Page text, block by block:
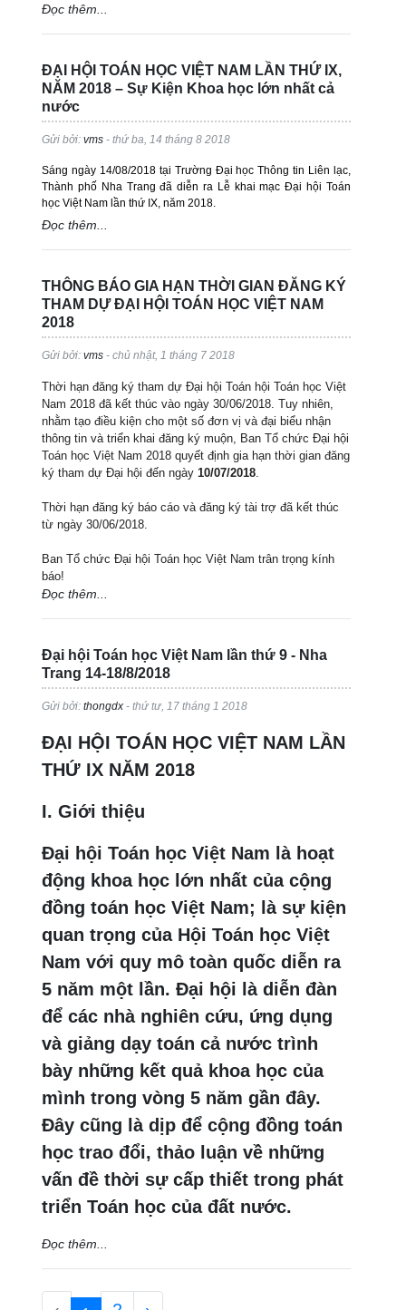
Đọc thêm...
ĐẠI HỘI TOÁN HỌC VIỆT NAM LẦN THỨ IX,
NĂM 2018 – Sự Kiện Khoa học lớn nhất cả
nước
Gửi bởi:vms - thứ ba, 14 tháng 8 2018
Sáng ngày 14/08/2018 tại Trường Đại học Thông tin Liên lạc,
Thành phố Nha Trang đã diễn ra Lễ khai mạc Đại hội Toán
học Việt Nam lần thứ IX, năm 2018.
Đọc thêm...
THÔNG BÁO GIA HẠN THỜI GIAN ĐĂNG KÝ
THAM DỰ ĐẠI HỘI TOÁN HỌC VIỆT NAM
2018
Gửi bởi:vms - chủ nhật, 1 tháng 7 2018
Thời hạn đăng ký tham dự Đại hội Toán hội Toán học Việt
Nam 2018 đã kết thúc vào ngày 30/06/2018. Tuy nhiên,
nhằm tạo điều kiện cho một số đơn vị và đại biểu nhận
thông tin và triển khai đăng ký muộn, Ban Tổ chức Đại hội
Toán học Việt Nam 2018 quyết định gia hạn thời gian đăng
ký tham dự Đại hội đến ngày 10/07/2018
Thời hạn đăng ký báo cáo và đăng ký tài trợ đã kết thúc
từ ngày 30/06/2018.
Ban Tổ chức Đại hội Toán học Việt Nam trân trọng kính
báo!
Đọc thêm...
Đại hội Toán học Việt Nam lần thứ 9 - Nha
Trang 14-18/8/2018
Gửi bởi:thongdx - thứ tư, 17 tháng 1 2018
ĐẠI HỘI TOÁN HỌC VIỆT NAM LẦN
THỨ IX NĂM 2018
I. Giới thiệu
Đại hội Toán học Việt Nam là hoạt
động khoa học lớn nhất của cộng
đồng toán học Việt Nam; là sự kiện
quan trọng của Hội Toán học Việt
Nam với quy mô toàn quốc diễn ra
5 năm một lần. Đại hội là diễn đàn
để các nhà nghiên cứu, ứng dụng
và giảng dạy toán cả nước trình
bày những kết quả khoa học của
mình trong vòng 5 năm gần đây.
Đây cũng là dịp để cộng đồng toán
học trao đổi, thảo luận về những
vấn đề thời sự cấp thiết trong phát
triển Toán học của đất nước.
Đọc thêm...